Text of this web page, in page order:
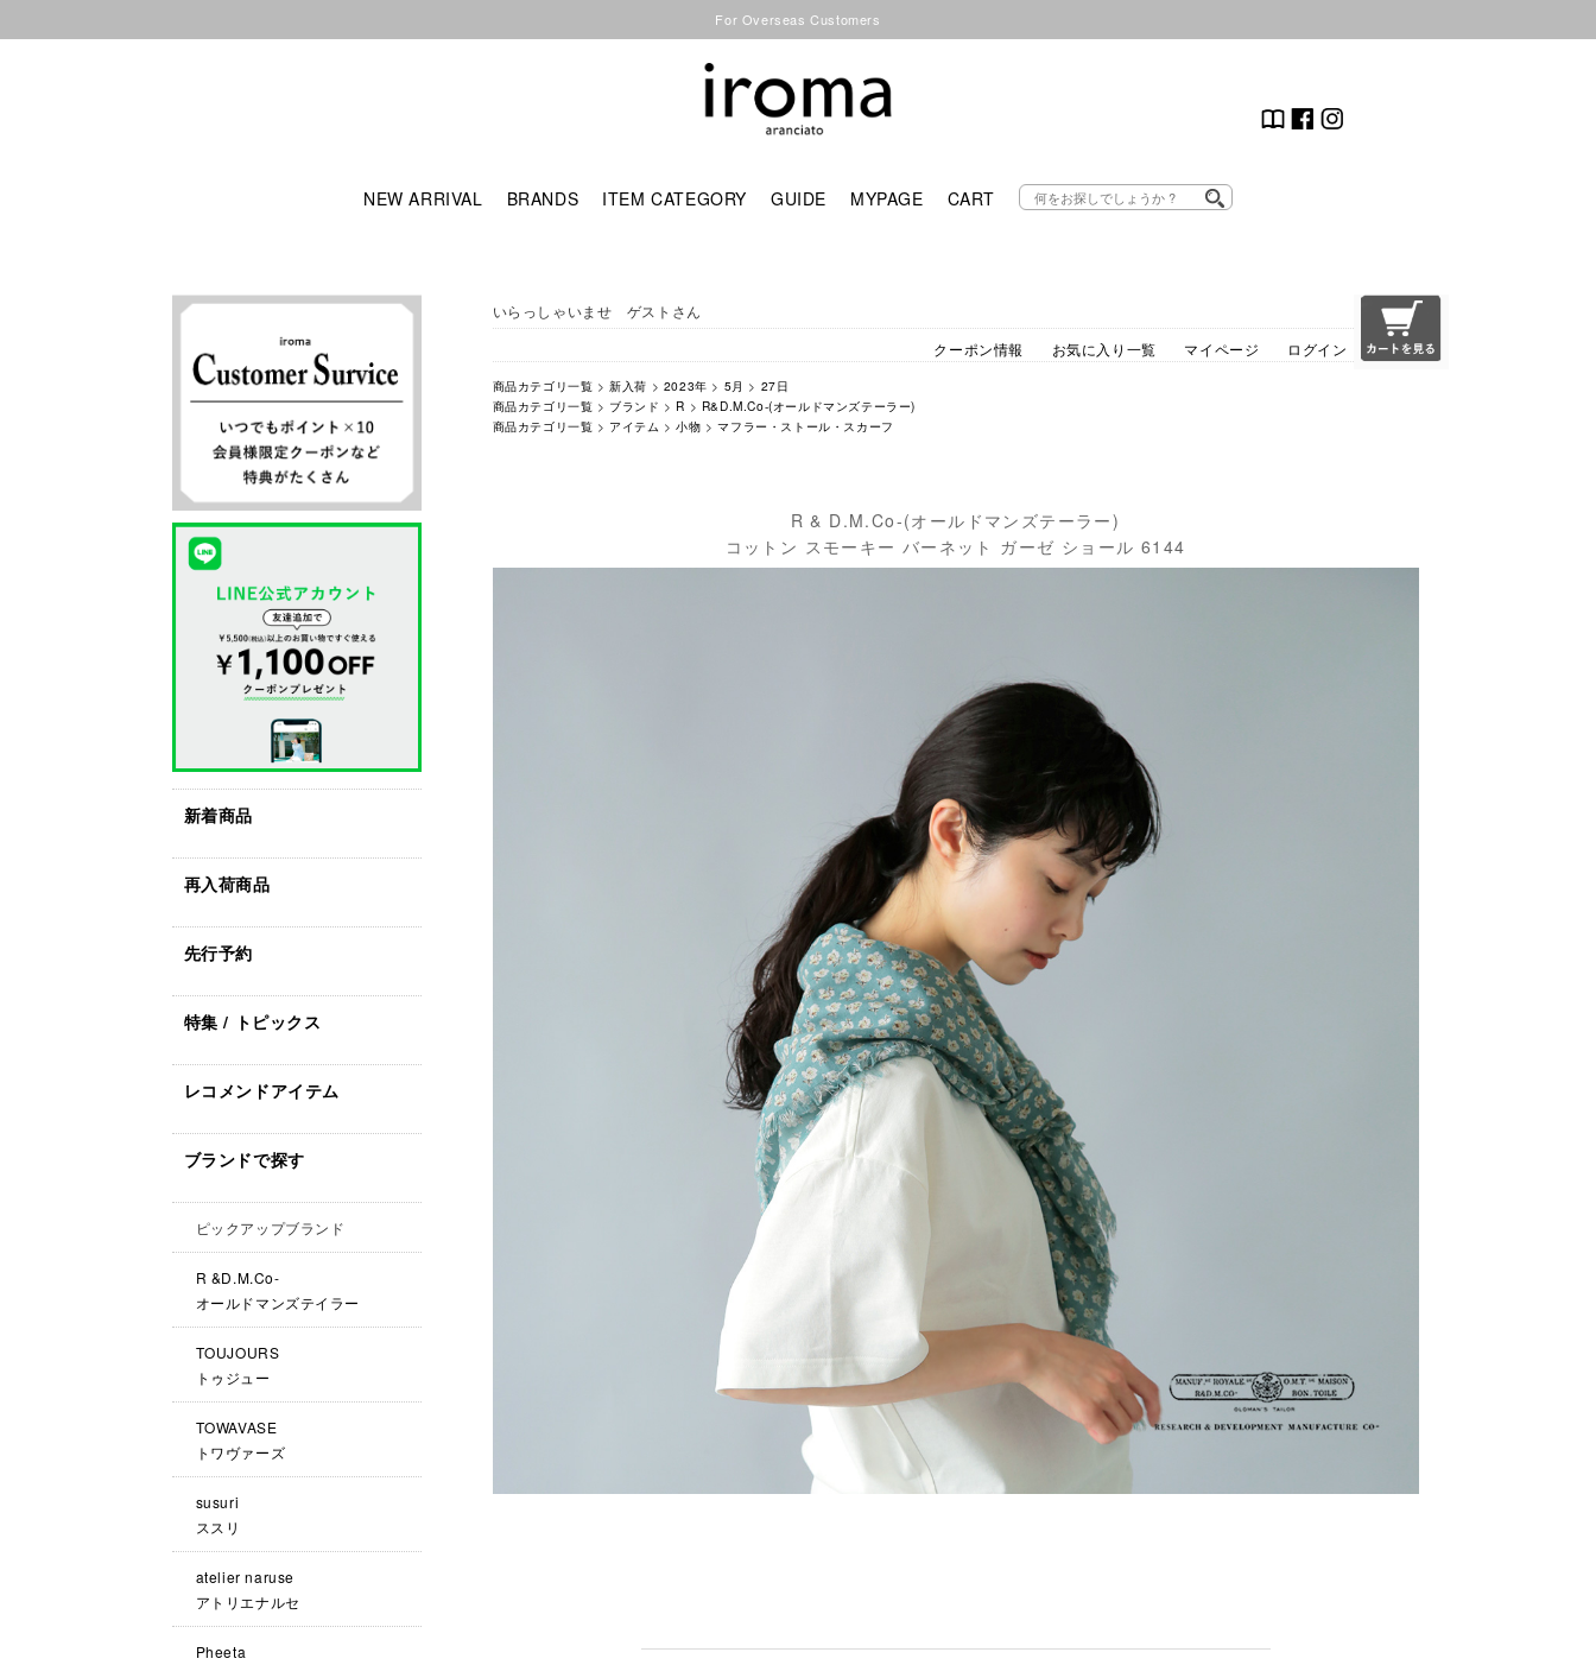
For Overseas Customers
NEW ARRIVAL BRANDS ITEM CATEGORY GUIDE MYPAGE CART
新着商品
再入荷商品
先行予約
特集 / トピックス
レコメンドアイテム
ブランドで探す
ピックアップブランド
R &D.M.Co-
オールドマンズテイラー
TOUJOURS
トゥジュー
TOWAVASE
トワヴァーズ
susuri
ススリ
atelier naruse
アトリエナルセ
Pheeta
いらっしゃいませ ゲストさん
クーポン情報
お気に入り一覧 マイページ ログイン
商品カテゴリ一覧 >新入荷 > 2023年 > 5月 > 27日
商品カテゴリ一覧 > ブランド > R > R&D.M.Co-(オールドマンズテーラー)
商品カテゴリ一覧 > アイテム >小物 >マフラー・ストール・スカーフ
R & D.M.Co-(オールドマンズテーラー)
コットン スモーキー バーネット ガーゼ ショール 6144